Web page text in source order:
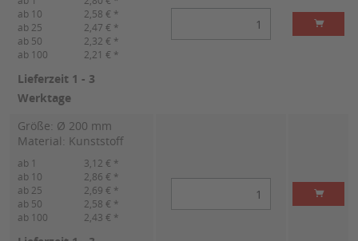
ab 10
2,58 € *
ab 25
2,47 € *
ab 50
2,32 € *
ab 100
2,21 € *
Lieferzeit 1 - 3
Werktage
Größe: Ø 200 mm
Material: Kunststoff
ab 1
3,12 € *
ab 10
2,86 € *
ab 25
2,69 € *
ab 50
2,58 € *
ab 100
2,43 € *